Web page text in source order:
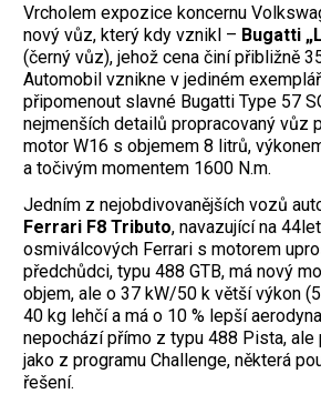
Vrcholem expozice koncernu
nový vůz, který kdy vznikl – Bugatti
(černý vůz), jehož cena činí přibližně
Automobil vznikne v jediném
připomenout slavné Bugatti Type 57
nejmenších detailů propracovaný vůz
motor W16 s objemem 8 litrů,
a točivým momentem 1600 N.m.
Jedním z nejobdivovanějších vozů
Ferrari F8 Tributo, navazující na
osmiválcových Ferrari s motorem
předchůdci, typu 488 GTB, má nový
objem, ale o 37 kW/50 k větší výkon
40 kg lehčí a má o 10 % lepší
nepochází přímo z typu 488 Pista, ale
jako z programu Challenge, některá
řešení.